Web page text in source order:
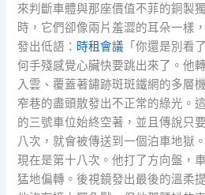
來判斷車體與那座價值不菲的銅製
時，它們卻像兩片羞澀的耳朵一樣
發出低語： 時租會議 「你還是別看
何手殘感覺心臟快要跳出來了。他
入雲、覆蓋著鏽跡斑斑鐵網的多層
窄巷的盡頭散發出不正常的綠光。
的三號車位始終空著，並且傳說只
八次，就會被傳送到一個泊車地獄
現在是第十八次。他打了方向盤，
猛地偏轉。後視鏡發出最後的溫柔